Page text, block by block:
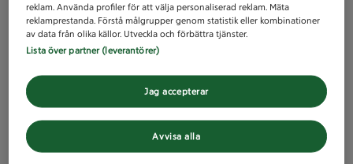
reklam. Använda profiler för att välja personaliserad reklam. Mäta
reklamprestanda. Förstå målgrupper genom statistik eller kombinationer
av data från olika källor. Utveckla och förbättra tjänster.
Lista över partner (leverantörer)
Avvisa alla
Jag accepterar